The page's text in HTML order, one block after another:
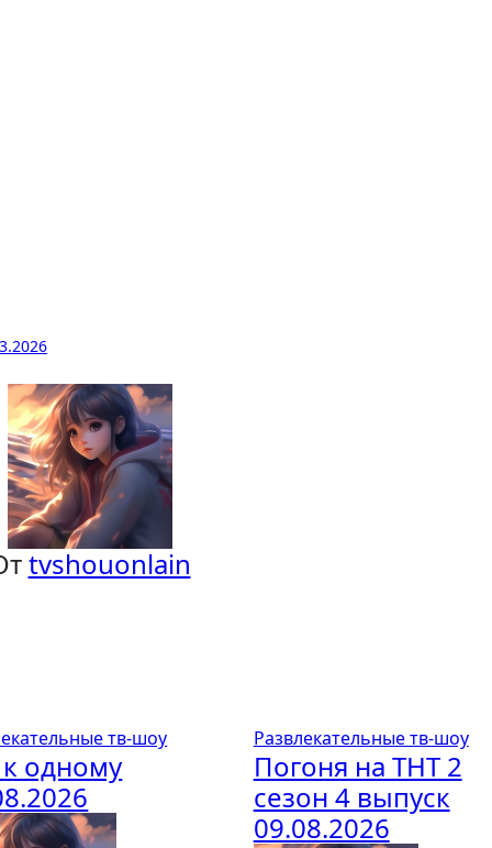
tvshouonlain
тв-шоу
одному
Развлекательные тв-шоу
Погоня на ТНТ 2
сезон 4 выпуск
09.08.2026